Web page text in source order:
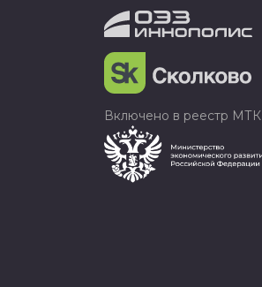
Включено в реестр МТК